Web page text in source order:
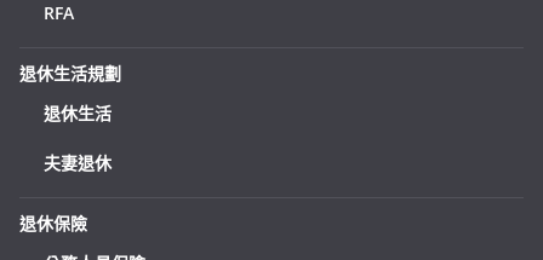
RFA
退休生活規劃
退休生活
夫妻退休
退休保險